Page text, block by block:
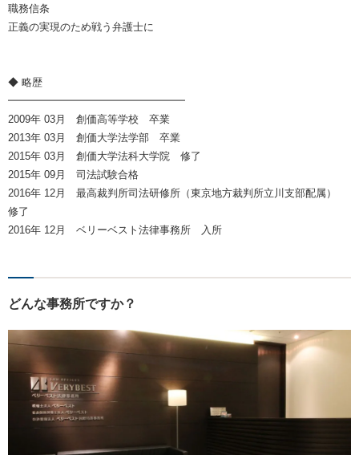
職務信条
正義の実現のため戦う弁護士に
◆ 略歴
━━━━━━━━━━━━━━━━━
2009年 03月 創価高等学校 卒業
2013年 03月 創価大学法学部 卒業
2015年 03月 創価大学法科大学院 修了
2015年 09月 司法試験合格
2016年 12月 最高裁判所司法研修所（東京地方裁判所立川支部配属）
修了
2016年 12月 ベリーベスト法律事務所 入所
どんな事務所ですか？